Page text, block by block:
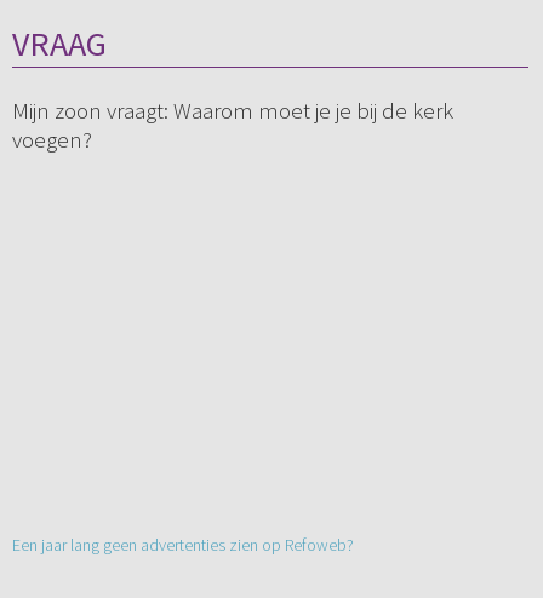
VRAAG
Mijn zoon vraagt: Waarom moet je je bij de kerk
voegen?
Een jaar lang geen advertenties zien op Refoweb?